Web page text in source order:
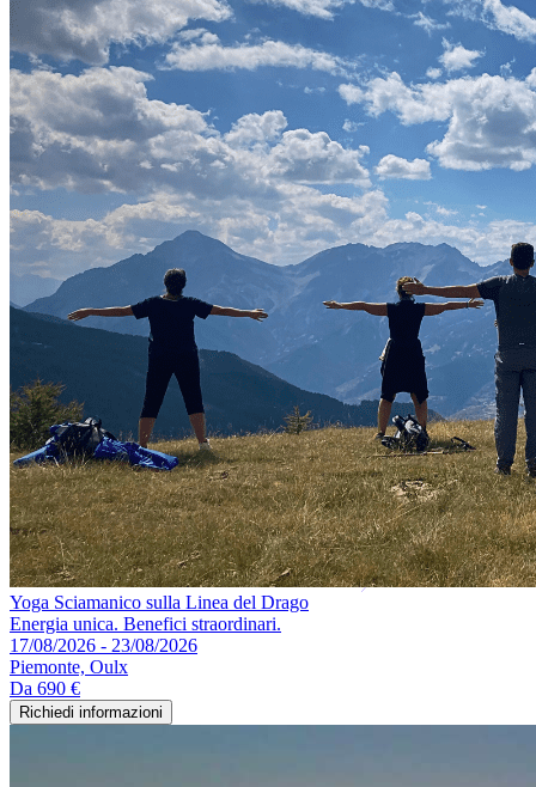
Yoga Sciamanico sulla Linea del Drago
Energia unica. Benefici straordinari.
17/08/2026 - 23/08/2026
Piemonte, Oulx
Da 690 €
Richiedi informazioni